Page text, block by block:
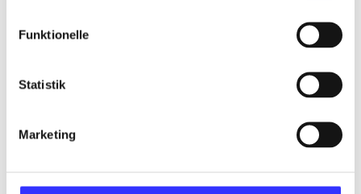
Funktionelle
Statistik
Marketing
...
...
...